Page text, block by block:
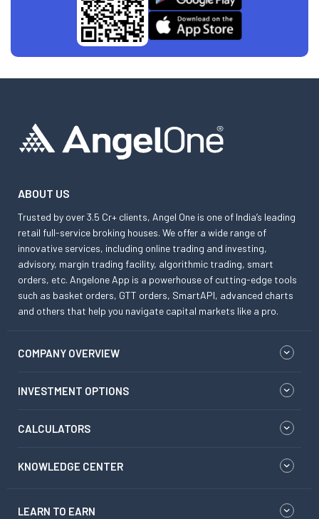
ABOUT US
Trusted by over 3.5 Cr+ clients, Angel One is one of India’s leading
retail full-service broking houses. We offer a wide range of
innovative services, including online trading and investing,
advisory, margin trading facility, algorithmic trading, smart
orders, etc. Angelone App is a powerhouse of cutting-edge tools
such as basket orders, GTT orders, SmartAPI, advanced charts
and others that help you navigate capital markets like a pro.
COMPANY OVERVIEW
INVESTMENT OPTIONS
CALCULATORS
KNOWLEDGE CENTER
LEARN TO EARN